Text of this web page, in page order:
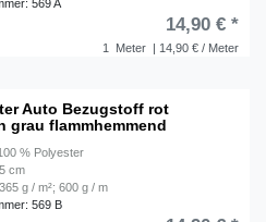
569 A
1 Meter | 14,90 € / Meter
14,90 € *
Auto Bezugstoff rot
grau flammhemmend
% Polyester
cm
g / m²; 600 g / m
569 B